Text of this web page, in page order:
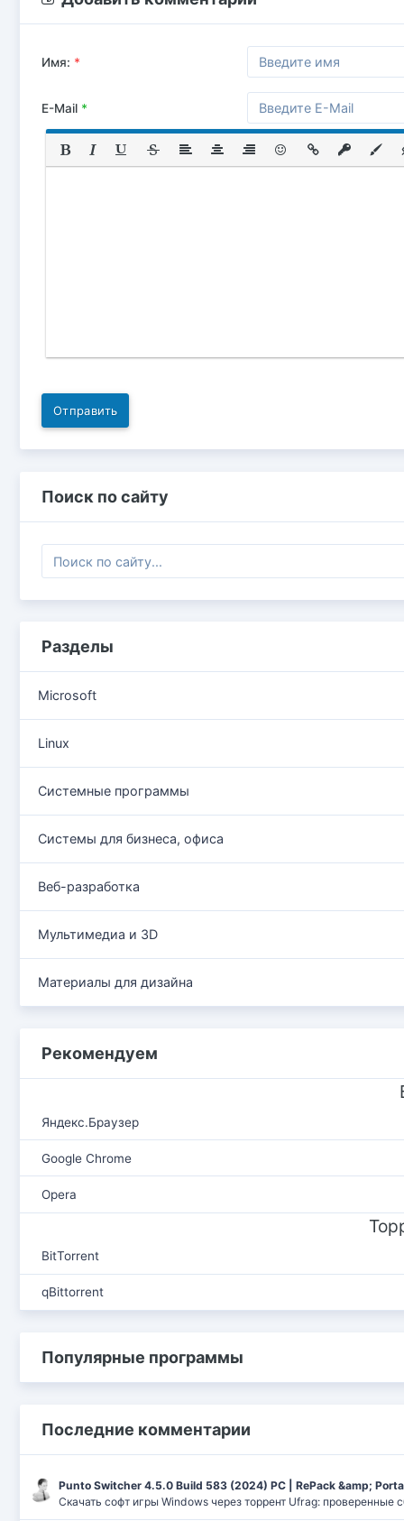
Имя: *
E-Mail *
Отправить
Поиск по сайту
Разделы
Microsoft
Linux
Системные программы
Системы для бизнеса, офиса
Веб-разработка
Мультимедиа и 3D
Материалы для дизайна
Рекомендуем
Яндекс.Браузер
Google Chrome
Opera
BitTorrent
qBittorrent
Популярные программы
Последние комментарии
Punto Switcher 4.5.0 Build 583 (2024) РС | RePack &amp;
Скачать софт игры Windows через торрент Ufrag: проверенные